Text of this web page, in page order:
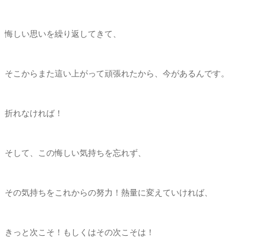
悔しい思いを繰り返してきて、
そこからまた這い上がって頑張れたから、今があるんです。
折れなければ！
そして、この悔しい気持ちを忘れず、
その気持ちをこれからの努力！熱量に変えていければ、
きっと次こそ！もしくはその次こそは！